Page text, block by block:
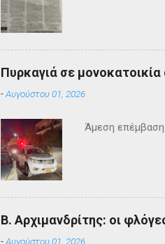
Πυρκαγιά σε
-Αυγούστου 01, 2026
Άμεση
Β. Αρχιμανδρίτης: οι
-Αυγούστου 01, 2026